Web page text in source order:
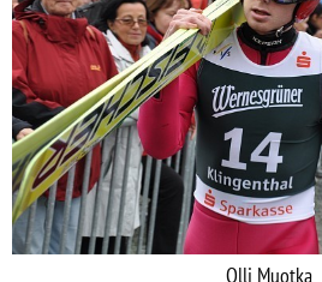
Olli Muotka